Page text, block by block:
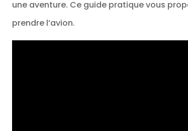
une aventure. Ce guide pratique vous
prendre l’avion.